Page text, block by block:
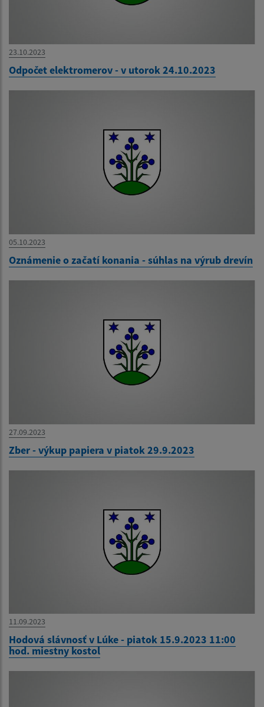
23.10.2023
Odpočet elektromerov - v utorok 24.10.2023
05.10.2023
Oznámenie o začatí konania - súhlas na výrub drevín
27.09.2023
Zber - výkup papiera v piatok 29.9.2023
11.09.2023
Hodová slávnosť v Lúke - piatok 15.9.2023 11:00
hod. miestny kostol